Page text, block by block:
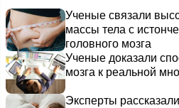
Ученые связали
массы тела с
головного мозга
Ученые доказали
мозга к реальной
Эксперты